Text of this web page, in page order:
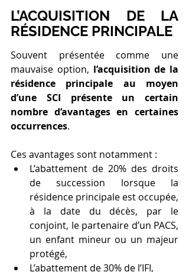
L’ACQUISITION DE LA
RÉSIDENCE PRINCIPALE
Souvent présentée comme une
mauvaise option, l’acquisition de la
résidence principale au moyen
d’une SCI présente un certain
nombre d’avantages en certaines
occurrences.
Ces avantages sont notamment :
L’abattement de 20% des droits
de succession lorsque la
résidence principale est occupée,
à la date du décès, par le
conjoint, le partenaire d’un PACS,
un enfant mineur ou un majeur
protégé,
L’abattement de 30% de l’IFI,